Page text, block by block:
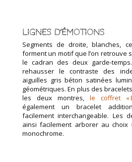
Lignes d’émotions
Segments de droite, blanches,
forment un motif que l’on retrouve
le cadran des deux garde-
rehausser le contraste des
aiguilles gris béton satinées
géométriques. En plus des
les deux montres, le coffret «
également un bracelet
facilement interchangeable. Les
ainsi facilement arborer au
monochrome.